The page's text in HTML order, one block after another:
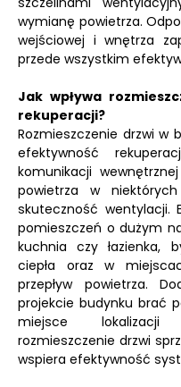
wymianę powietrza.
wejściowej i wnętrza
przede wszystkim
Jak wpływa
rekuperacji?
Rozmieszczenie drzwi w
efektywność
komunikacji
powietrza w
skuteczność wentylacji.
pomieszczeń o dużym
kuchnia czy łazienka,
ciepła oraz w
przepływ powietrza.
projekcie budynku brać
miejsce lokalizacji
rozmieszczenie drzwi
wspiera efektywność